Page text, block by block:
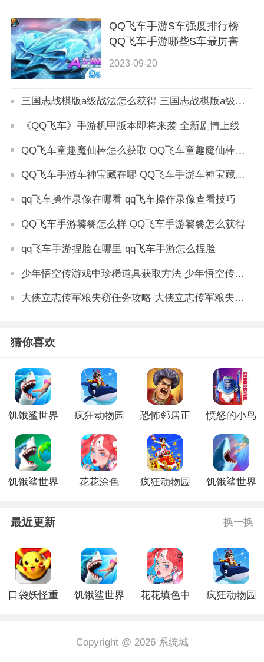
QQ飞车手游S车强度排行榜
QQ飞车手游哪些S车最厉害
2023-09-20
三国志战棋版a级战法怎么获得 三国志战棋版a级战法获取攻略
《QQ飞车》手游机甲版本即将来袭 全新剧情上线
QQ飞车童趣魔仙棒怎么获取 QQ飞车童趣魔仙棒获取方法
QQ飞车手游车神宝藏在哪 QQ飞车手游车神宝藏活动怎么玩
qq飞车操作录像在哪看 qq飞车操作录像查看技巧
QQ飞车手游饕餮怎么样 QQ飞车手游饕餮怎么获得
qq飞车手游捏脸在哪里 qq飞车手游怎么捏脸
少年悟空传游戏中珍稀道具获取方法 少年悟空传游戏珍稀道具如何获取
大侠立志传军粮失窃任务攻略 大侠立志传军粮失窃任务如何做
猜你喜欢
饥饿鲨世界
疯狂动物园
恐怖邻居正
愤怒的小鸟
内购版
饥饿鲨世界
花花涂色
疯狂动物园
饥饿鲨世界
最近更新 换一换
口袋妖怪重
饥饿鲨世界
花花填色中
疯狂动物园
Copyright @ 2026 系统城